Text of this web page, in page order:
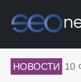
НОВОСТИ 10